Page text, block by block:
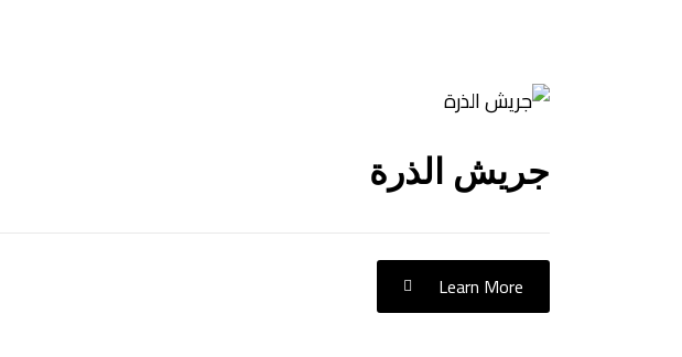
جريش الذرة
Learn More